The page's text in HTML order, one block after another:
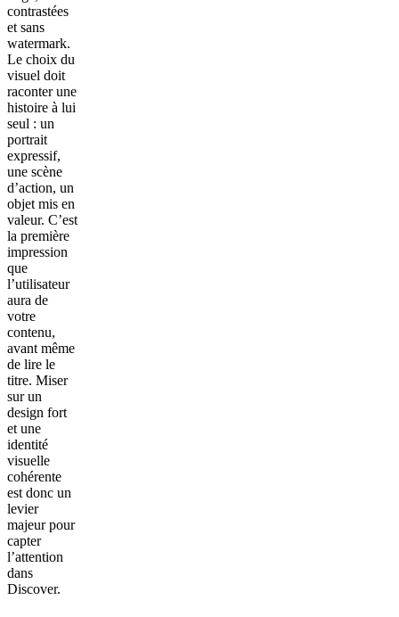
contrastées
et sans
watermark.
Le choix du
visuel doit
raconter une
histoire à lui
seul : un
portrait
expressif,
une scène
d’action, un
objet mis en
valeur. C’est
la première
impression
que
l’utilisateur
aura de
votre
contenu,
avant même
de lire le
titre. Miser
sur un
design fort
et une
identité
visuelle
cohérente
est donc un
levier
majeur pour
capter
l’attention
dans
Discover.